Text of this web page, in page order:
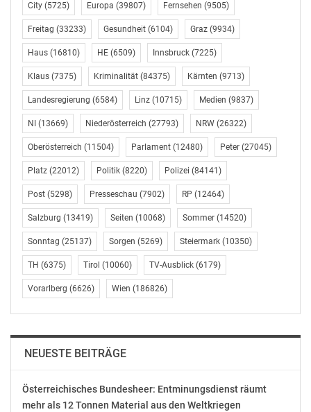
OTS-ORIGINALTEXT PRESSEAUSSENDUNG UNTER
AUSSCHLIESSLICHER INHALTLICHER VERANTWORTUNG
DES AUSSENDERS. www.ots.at
© Copyright APA-OTS Originaltext-Service GmbH und
der jeweilige Aussender
Gefällt mir:
Ähnliche Beiträge
AVISO: Freitag, 18.1.,
Klausur des Grünen
Parteivorstands
Januar 11, 2019
AVISO, Freitag,
Präsentation des
Februar 21, 2019
In "Politik"
City (5725) Europa (39807) Fernsehen (9505)
Freitag (33233) Gesundheit (6104) Graz (9934)
Haus (16810) HE (6509) Innsbruck (7225)
Klaus (7375) Kriminalität (84375) Kärnten (9713)
Landesregierung (6584) Linz (10715) Medien (9837)
NI (13669) Niederösterreich (27793) NRW (26322)
Oberösterreich (11504) Parlament (12480) Peter (27045)
Platz (22012) Politik (8220) Polizei (84141)
Post (5298) Presseschau (7902) RP (12464)
Salzburg (13419) Seiten (10068) Sommer (14520)
Sonntag (25137) Sorgen (5269) Steiermark (10350)
TH (6375) Tirol (10060) TV-Ausblick (6179)
Vorarlberg (6626) Wien (186826)
NEUESTE BEITRÄGE
Österreichisches Bundesheer: Entminungsdienst räumt
mehr als 12 Tonnen Material aus den Weltkriegen